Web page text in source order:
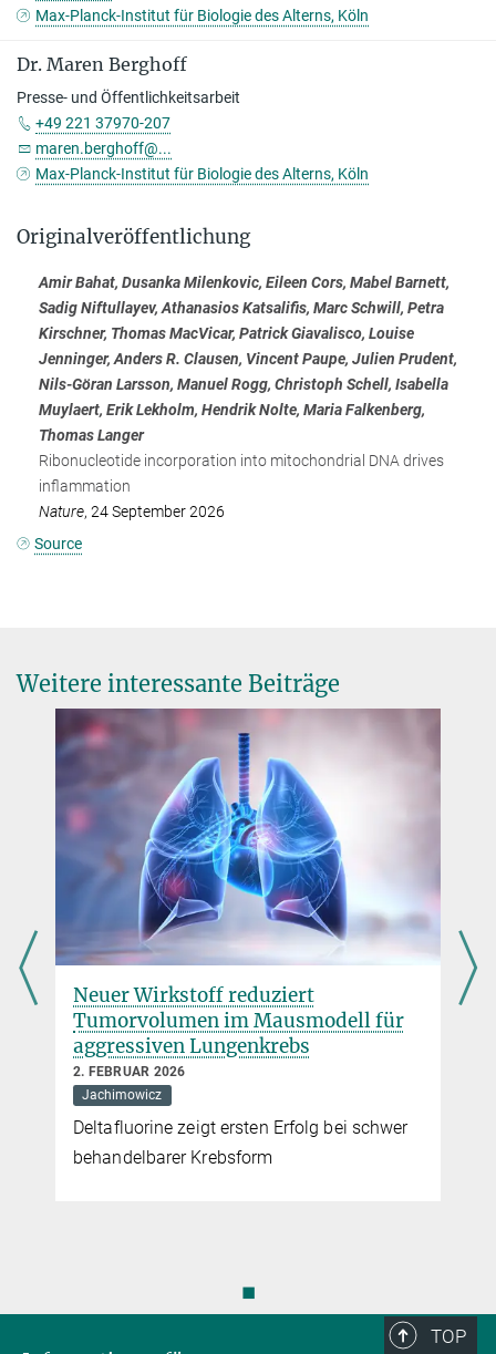
Max-Planck-Institut für Biologie des Alterns, Köln
Dr. Maren Berghoff
Presse- und Öffentlichkeitsarbeit
+49 221 37970-207
maren.berghoff@...
Max-Planck-Institut für Biologie des Alterns, Köln
Originalveröffentlichung
Amir Bahat, Dusanka Milenkovic, Eileen Cors, Mabel Barnett,
Sadig Niftullayev, Athanasios Katsalifis, Marc Schwill, Petra
Kirschner, Thomas MacVicar, Patrick Giavalisco, Louise
Jenninger, Anders R. Clausen, Vincent Paupe, Julien Prudent,
Nils-Göran Larsson, Manuel Rogg, Christoph Schell, Isabella
Muylaert, Erik Lekholm, Hendrik Nolte, Maria Falkenberg,
Thomas Langer
Ribonucleotide incorporation into mitochondrial DNA drives
inflammation
Nature, 24 September 2026
Source
Weitere interessante Beiträge
Neuer Wirkstoff reduziert
Tumorvolumen im Mausmodell für
aggressiven Lungenkrebs
2. FEBRUAR 2026
Jachimowicz
Deltafluorine zeigt ersten Erfolg bei schwer
behandelbarer Krebsform
◼
TOP